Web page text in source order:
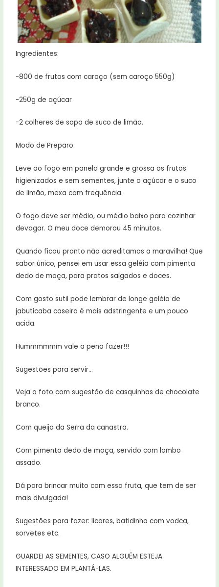
Ingredientes:
-800 de frutos com caroço (sem caroço 550g)
-250g de açúcar
-2 colheres de sopa de suco de limão.
Modo de Preparo:
Leve ao fogo em panela grande e grossa os frutos
higienizados e sem sementes, junte o açúcar e o suco
de limão, mexa com freqüência.
O fogo deve ser médio, ou médio baixo para cozinhar
devagar. O meu doce demorou 45 minutos.
Quando ficou pronto não acreditamos a maravilha! Que
sabor único, pensei em usar essa geléia com pimenta
dedo de moça, para pratos salgados e doces.
Com gosto sutil pode lembrar de longe geléia de
jabuticaba caseira é mais adstringente e um pouco
acida.
Hummmmmm vale a pena fazer!!!
Sugestões para servir…
Veja a foto com sugestão de casquinhas de chocolate
branco.
Com queijo da Serra da canastra.
Com pimenta dedo de moça, servido com lombo
assado.
Dá para brincar muito com essa fruta, que tem de ser
mais divulgada!
Sugestões para fazer: licores, batidinha com vodca,
sorvetes etc.
GUARDEI AS SEMENTES, CASO ALGUÉM ESTEJA
INTERESSADO EM PLANTÁ-LAS.